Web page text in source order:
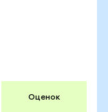
Оценок